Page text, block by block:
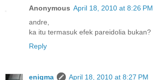
Anonymous April 18, 2010 at 8:26 PM
andre,
ka itu termasuk efek pareidolia bukan?
Reply
enigma
April 18, 2010 at 8:27 PM